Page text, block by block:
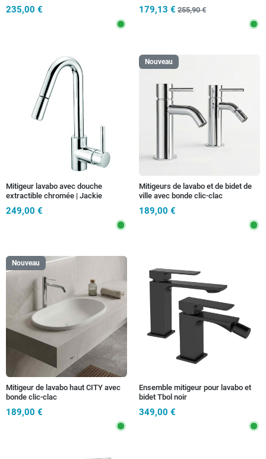
235,00 € 179,13 € 255,90 €
Mitigeur lavabo avec douche
extractible chromée | Jackie
249,00 €
Nouveau
Mitigeurs de lavabo et de bidet de
ville avec bonde clic-clac
189,00 €
Nouveau
Mitigeur de lavabo haut CITY avec
bonde clic-clac
189,00 €
Ensemble mitigeur pour lavabo et
bidet Tbol noir
349,00 €